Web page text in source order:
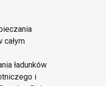
całym
ładunków
i